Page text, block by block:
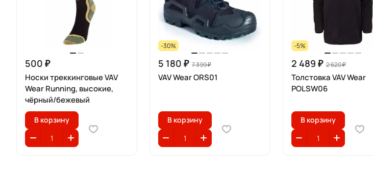
500 ₽
Носки треккинговые VAV
Wear Running, высокие,
чёрный/бежевый
В корзину
-30%
5 180 ₽ 7 399 ₽
VAV Wear ORS01
В корзину
-5%
2 489 ₽ 2 620 ₽
Толстовка VAV Wear
POLSW06
В корзину